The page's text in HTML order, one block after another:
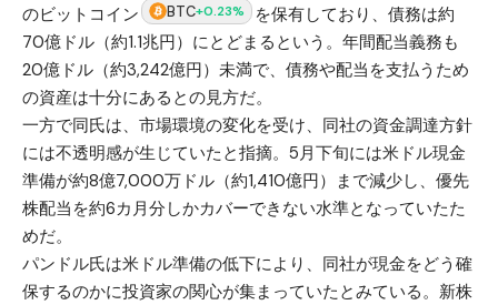
のビットコイン
BTC+0.23%
を保有しており、債務は約
70億ドル（約1.1兆円）にとどまるという。年間配当義務も
20億ドル（約3,242億円）未満で、債務や配当を支払うため
の資産は十分にあるとの見方だ。
一方で同氏は、市場環境の変化を受け、同社の資金調達方針
には不透明感が生じていたと指摘。5月下旬には米ドル現金
準備が約8億7,000万ドル（約1,410億円）まで減少し、優先
株配当を約6カ月分しかカバーできない水準となっていたた
めだ。
パンドル氏は米ドル準備の低下により、同社が現金をどう確
保するのかに投資家の関心が集まっていたとみている。新株